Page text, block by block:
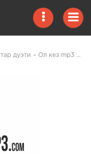
дуэти – Ол кез mp3 скачать